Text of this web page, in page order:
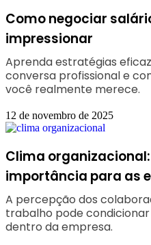
Como negociar
impressionar
Aprenda estratégias
conversa profissional e
você realmente merece.
12 de novembro de 2025
Clima organizacional:
importância para as
A percepção dos
trabalho pode
dentro da empresa.